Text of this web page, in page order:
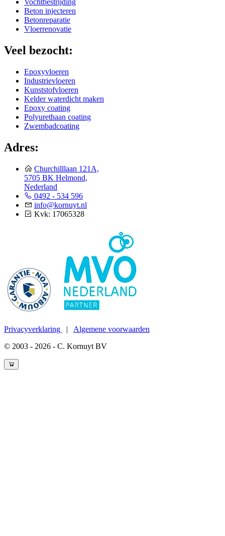
Vochtbestrijding
Beton injecteren
Betonreparatie
Vloerrenovatie
Veel bezocht:
Epoxyvloeren
Industrievloeren
Kunststofvloeren
Kelder waterdicht maken
Epoxy coating
Polyurethaan coating
Zwembadcoating
Adres:
Churchilllaan 121A,
5705 BK Helmond,
Nederland
0492 - 534 596
info@kornuyt.nl
Kvk: 17065328
Privacyverklaring | Algemene voorwaarden
© 2003 - 2026 - C. Kornuyt BV